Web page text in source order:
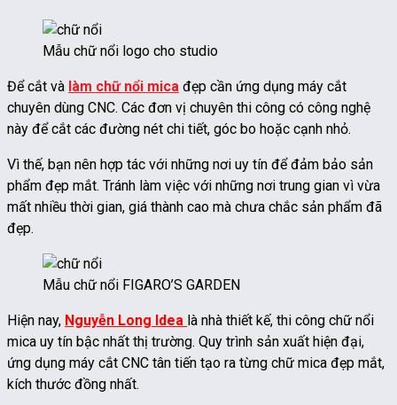
Mẫu chữ nổi logo cho studio
Để cắt và làm chữ nổi mica đẹp cần ứng dụng máy cắt
chuyên dùng CNC. Các đơn vị chuyên thi công có công nghệ
này để cắt các đường nét chi tiết, góc bo hoặc cạnh nhỏ.
Vì thế, bạn nên hợp tác với những nơi uy tín để đảm bảo sản
phẩm đẹp mắt. Tránh làm việc với những nơi trung gian vì vừa
mất nhiều thời gian, giá thành cao mà chưa chắc sản phẩm đã
đẹp.
Mẫu chữ nổi FIGARO’S GARDEN
Hiện nay, Nguyễn Long Idea là nhà thiết kế, thi công chữ nổi
mica uy tín bậc nhất thị trường. Quy trình sản xuất hiện đại,
ứng dụng máy cắt CNC tân tiến tạo ra từng chữ mica đẹp mắt,
kích thước đồng nhất.